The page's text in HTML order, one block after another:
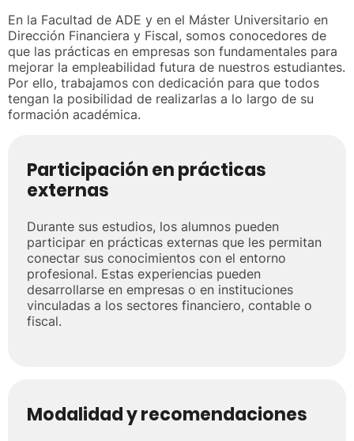
En la Facultad de ADE y en el Máster Universitario en
Dirección Financiera y Fiscal, somos conocedores de
que las prácticas en empresas son fundamentales para
mejorar la empleabilidad futura de nuestros estudiantes.
Por ello, trabajamos con dedicación para que todos
tengan la posibilidad de realizarlas a lo largo de su
formación académica.
Participación en prácticas
externas
Durante sus estudios, los alumnos pueden
participar en prácticas externas que les permitan
conectar sus conocimientos con el entorno
profesional. Estas experiencias pueden
desarrollarse en empresas o en instituciones
vinculadas a los sectores financiero, contable o
fiscal.
Modalidad y recomendaciones